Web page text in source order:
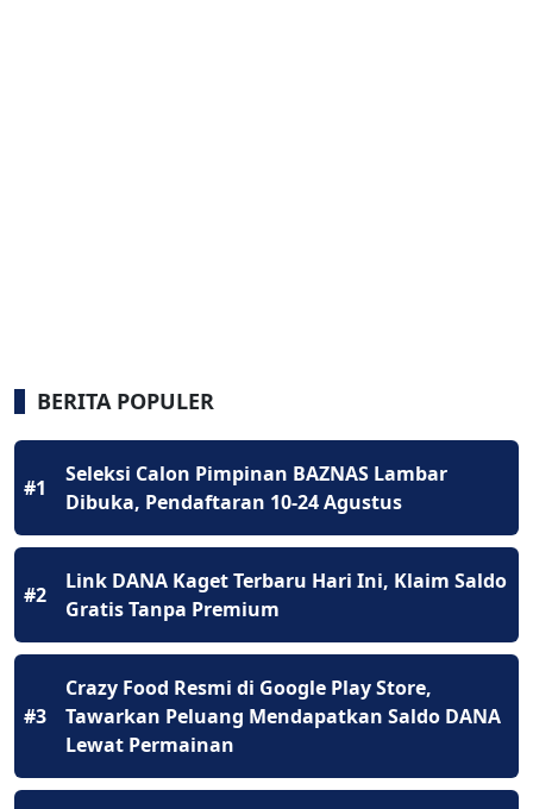
BERITA POPULER
#1
Seleksi Calon Pimpinan BAZNAS Lambar
Dibuka, Pendaftaran 10-24 Agustus
#2
Link DANA Kaget Terbaru Hari Ini, Klaim Saldo
Gratis Tanpa Premium
#3
Crazy Food Resmi di Google Play Store,
Tawarkan Peluang Mendapatkan Saldo DANA
Lewat Permainan